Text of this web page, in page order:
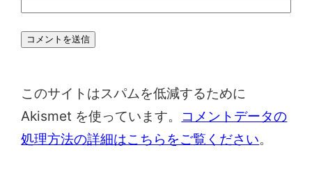
このサイトはスパムを低減するために
Akismet を使っています。
コメントデータの
処理方法の詳細はこちらをご覧ください。